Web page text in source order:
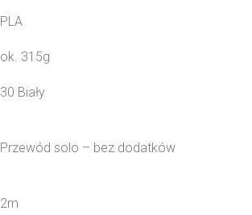
PLA
ok. 315g
30 Biały
Przewód solo – bez dodatków
2m